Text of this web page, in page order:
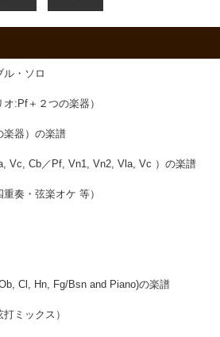
ル・ソロ
:Pf＋２つの楽器）
楽器）の楽譜
Vc, Cb／Pf, Vn1, Vn2, Vla, Vc ）の楽譜
奏・弦楽オケ 等）
Cl, Hn, Fg/Bsn and Piano)の楽譜
ミックス）